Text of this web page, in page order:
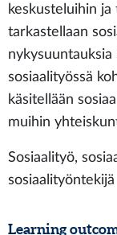
keskusteluihin
tarkastellaan
nykysuuntauksia
sosiaalityössä
käsitellään
muihin
Sosiaalityö,
sosiaalityöntekijä
Learning